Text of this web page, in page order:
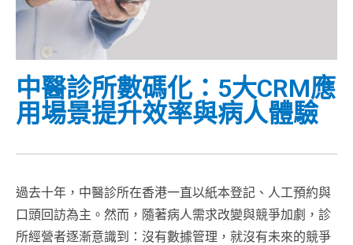
中醫診所數碼化：5大CRM應
用場景提升效率與病人體驗
過去十年，中醫診所在香港一直以紙本登記、人工預約與
口頭回訪為主。然而，隨著病人需求改變與競爭加劇，診
所經營者逐漸意識到：沒有數據管理，就沒有未來的競爭